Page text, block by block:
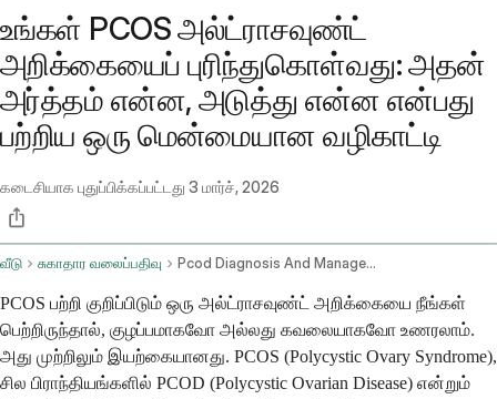
உங்கள் PCOS அல்ட்ராசவுண்ட்
அறிக்கையைப் புரிந்துகொள்வது: அதன்
அர்த்தம் என்ன, அடுத்து என்ன என்பது
பற்றிய ஒரு மென்மையான வழிகாட்டி
கடைசியாக புதுப்பிக்கப்பட்டது 3 மார்ச், 2026
வீடு சுகாதார வலைப்பதிவு Pcod Diagnosis And Management Based On Ultrasound Reports
PCOS பற்றி குறிப்பிடும் ஒரு அல்ட்ராசவுண்ட் அறிக்கையை நீங்கள்
பெற்றிருந்தால், குழப்பமாகவோ அல்லது கவலையாகவோ உணரலாம்.
அது முற்றிலும் இயற்கையானது. PCOS (Polycystic Ovary Syndrome),
சில பிராந்தியங்களில் PCOD (Polycystic Ovarian Disease) என்றும்